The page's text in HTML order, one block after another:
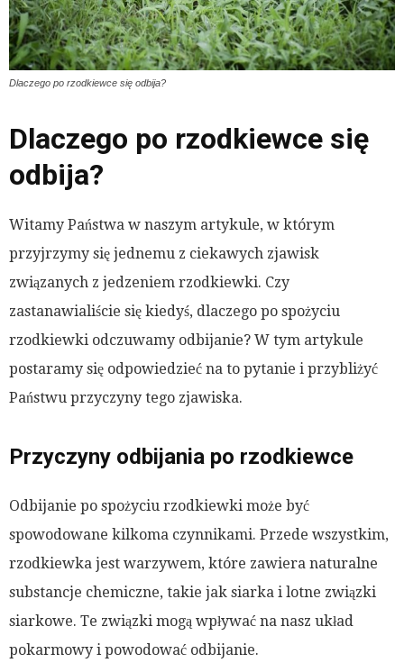
Dlaczego po rzodkiewce się odbija?
Dlaczego po rzodkiewce się
odbija?
Witamy Państwa w naszym artykule, w którym
przyjrzymy się jednemu z ciekawych zjawisk
związanych z jedzeniem rzodkiewki. Czy
zastanawialiście się kiedyś, dlaczego po spożyciu
rzodkiewki odczuwamy odbijanie? W tym artykule
postaramy się odpowiedzieć na to pytanie i przybliżyć
Państwu przyczyny tego zjawiska.
Przyczyny odbijania po rzodkiewce
Odbijanie po spożyciu rzodkiewki może być
spowodowane kilkoma czynnikami. Przede wszystkim,
rzodkiewka jest warzywem, które zawiera naturalne
substancje chemiczne, takie jak siarka i lotne związki
siarkowe. Te związki mogą wpływać na nasz układ
pokarmowy i powodować odbijanie.